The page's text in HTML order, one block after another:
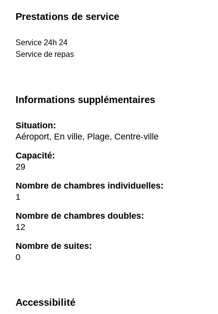
Prestations de service
Service 24h 24
Service de repas
Informations supplémentaires
Situation:
Aéroport, En ville, Plage, Centre-ville
Capacité:
29
Nombre de chambres individuelles:
1
Nombre de chambres doubles:
12
Nombre de suites:
0
Accessibilité